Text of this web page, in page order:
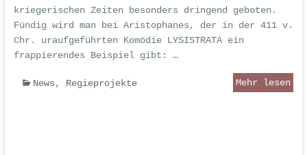
kriegerischen Zeiten besonders dringend geboten.
Fündig wird man bei Aristophanes, der in der 411 v.
Chr. uraufgeführten Komödie LYSISTRATA ein
frappierendes Beispiel gibt: …
News, Regieprojekte Mehr lesen